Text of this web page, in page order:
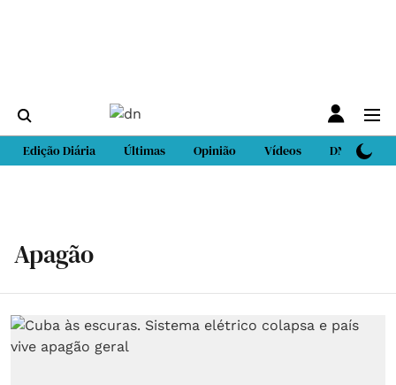
Edição Diária Últimas Opinião Vídeos DN Sport
Apagão